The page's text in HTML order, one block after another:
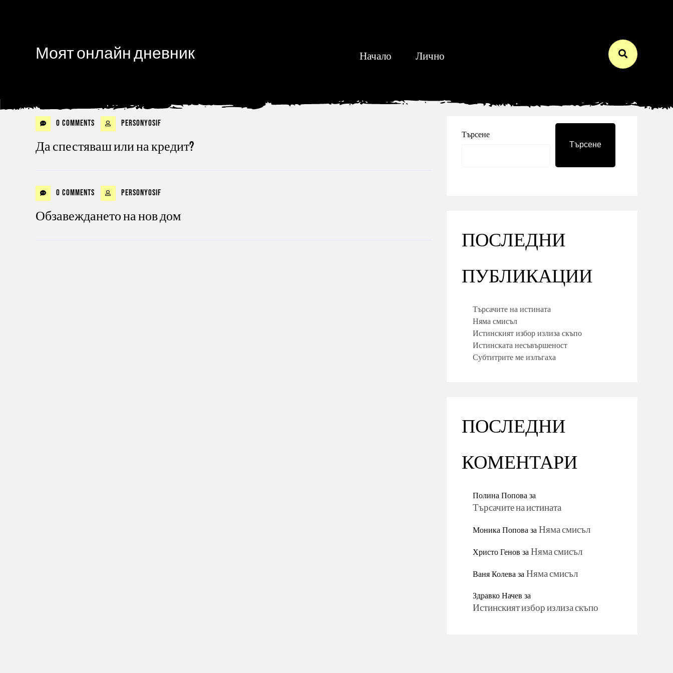
Моят онлайн дневник Начало Лично
0 Comments personyosif
Да спестяваш или на кредит?
0 Comments personyosif
Обзавеждането на нов дом
Търсене
Търсене
ПОСЛЕДНИ
ПУБЛИКАЦИИ
Търсачите на истината
Няма смисъл
Истинският избор излиза скъпо
Истинската несъвършеност
Субтитрите ме излъгаха
ПОСЛЕДНИ
КОМЕНТАРИ
Полина Поповаза
Търсачите на истината
Моника ПоповазаНяма смисъл
Христо ГеновзаНяма смисъл
Ваня КолевазаНяма смисъл
Здравко Начевза
Истинският избор излиза скъпо